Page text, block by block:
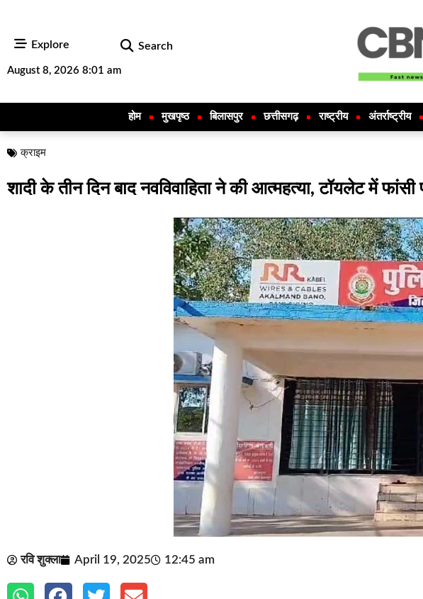
Explore Search
August 8, 2026 8:01 am
होम मुखपृष्ठ बिलासपुर छत्तीसगढ़ राष्ट्रीय अंतर्राष्ट्रीय
क्राइम
शादी के तीन दिन बाद नवविवाहिता ने की आत्महत्या, टॉयलेट में
रवि शुक्ला April 19, 2025 12:45 am